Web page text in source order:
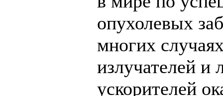
опухолевых
многих
излучателей и
ускорителей